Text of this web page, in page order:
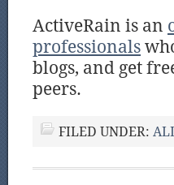
ActiveRain is an
professionals
blogs, and get
peers.
FILED UNDER: